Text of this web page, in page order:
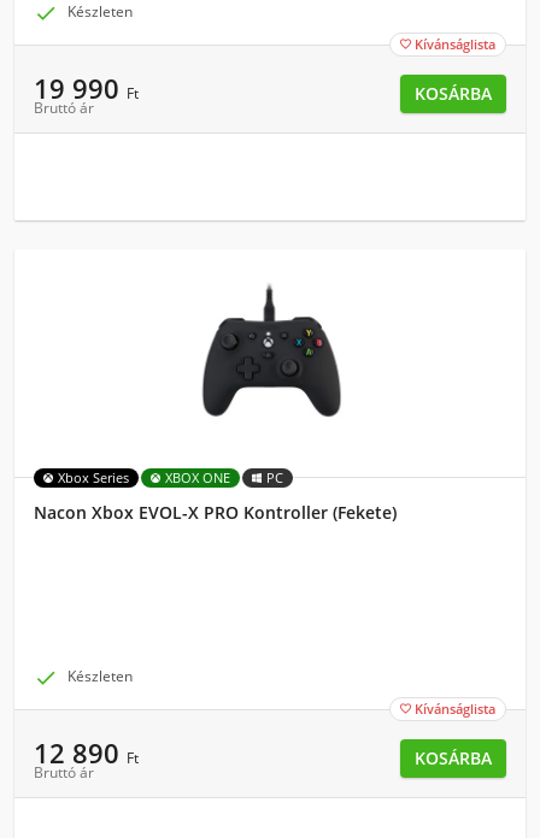
 Készleten
 Kívánságlista
19 990 Ft
Bruttó ár
KOSÁRBA
Xbox Series XBOX ONE PC
Nacon Xbox EVOL-X PRO Kontroller (Fekete)
 Készleten
 Kívánságlista
12 890 Ft
Bruttó ár
KOSÁRBA